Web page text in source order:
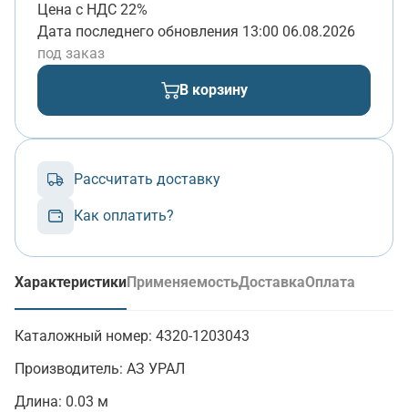
Цена с НДС 22%
Дата последнего обновления 13:00 06.08.2026
под заказ
В корзину
Рассчитать доставку
Как оплатить?
Характеристики
(активная вкладка)
ПрименяемостьДоставкаОплата
Каталожный номер: 4320-1203043
Производитель: АЗ УРАЛ
Длина: 0.03 м